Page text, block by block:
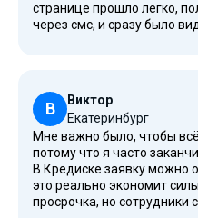
странице прошло легко,
через смс, и сразу было
рефинансирование, чтобы
полностью
ещё есть полезные
узнать про разные
В
Виктор
Екатеринбург
Мне важно было, чтобы
потому что я часто
В Кредиске заявку можно
это реально экономит
просрочка, но сотрудники